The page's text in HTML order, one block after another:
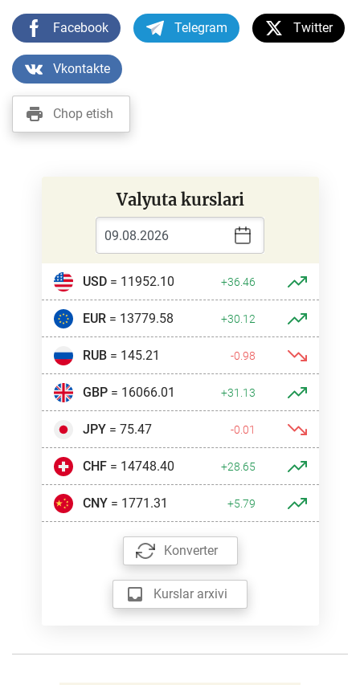
Facebook Telegram Twitter
Vkontakte
Chop etish
Valyuta kurslari
USD= 11952.10 +36.46
EUR= 13779.58 +30.12
RUB= 145.21 -0.98
GBP= 16066.01 +31.13
JPY= 75.47 -0.01
CHF= 14748.40 +28.65
CNY= 1771.31 +5.79
Konverter
Kurslar arxivi